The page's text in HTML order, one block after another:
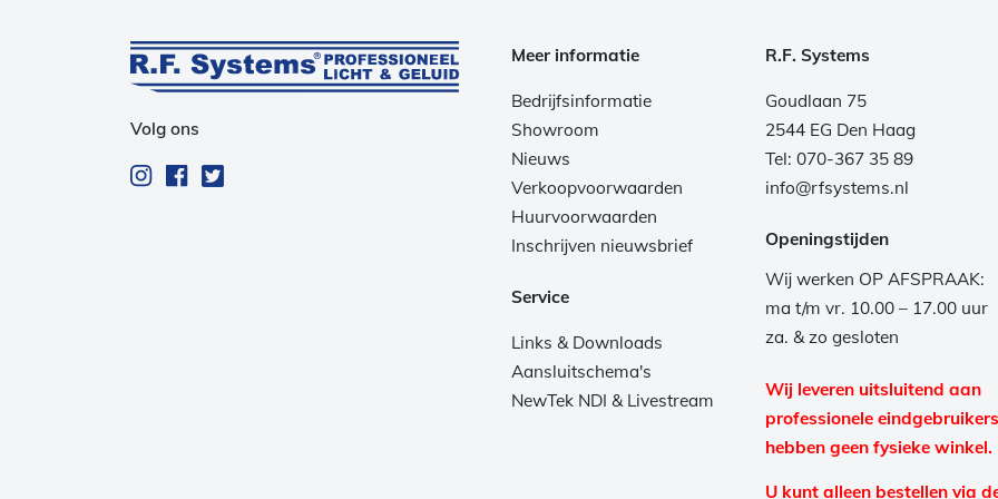
Volg ons
Meer informatie
Bedrijfsinformatie
Showroom
Nieuws
Verkoopvoorwaarden
Huurvoorwaarden
Inschrijven nieuwsbrief
Service
Links & Downloads
Aansluitschema's
NewTek NDI & Livestream
R.F. Systems
Goudlaan 75
2544 EG Den Haag
Tel: 070-367 35 89
info@rfsystems.nl
Openingstijden
Wij werken OP AFSPRAAK:
ma t/m vr. 10.00 – 17.00 uur
za. & zo gesloten
Wij leveren uitsluitend aan
professionele
hebben geen fysieke winkel.
U kunt alleen bestellen via